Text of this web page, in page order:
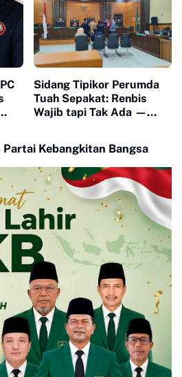
Sidang Tipikor Perumda
Tuah Sepakat: Renbis
Wajib tapi Tak Ada —
Mangkir karena 'Biaya
Transport'"
Kebangkitan Bangsa